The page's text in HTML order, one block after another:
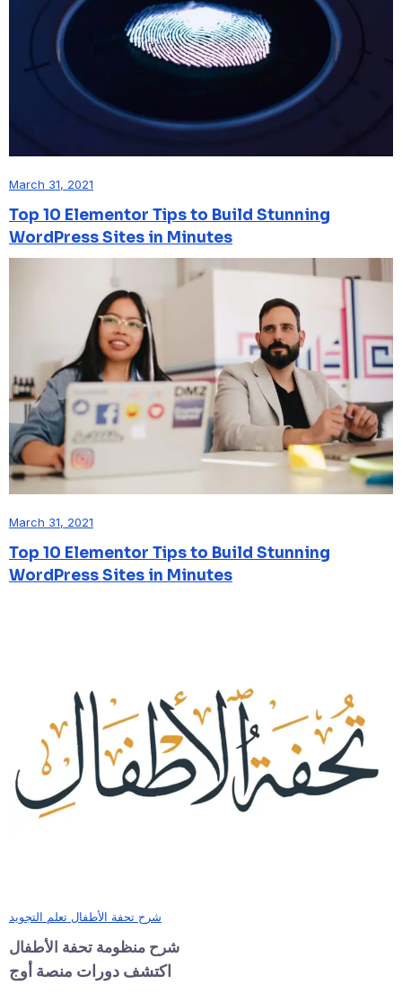
March 31, 2021
Top 10 Elementor Tips to Build Stunning
WordPress Sites in Minutes
March 31, 2021
Top 10 Elementor Tips to Build Stunning
WordPress Sites in Minutes
شرح تحفة الأطفال تعلم التجويد
شرح منظومة تحفة الأطفال
اكتشف دورات منصة أوج